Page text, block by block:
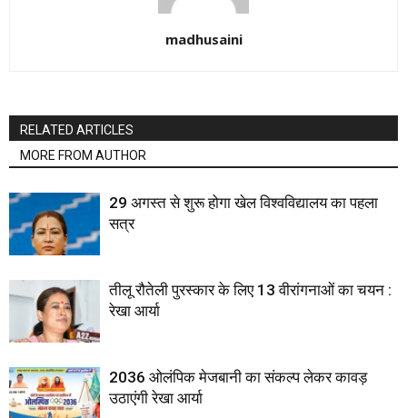
madhusaini
RELATED ARTICLES
MORE FROM AUTHOR
29 अगस्त से शुरू होगा खेल विश्वविद्यालय का पहला
सत्र
तीलू रौतेली पुरस्कार के लिए 13 वीरांगनाओं का चयन :
रेखा आर्या
2036 ओलंपिक मेजबानी का संकल्प लेकर कावड़
उठाएंगी रेखा आर्या